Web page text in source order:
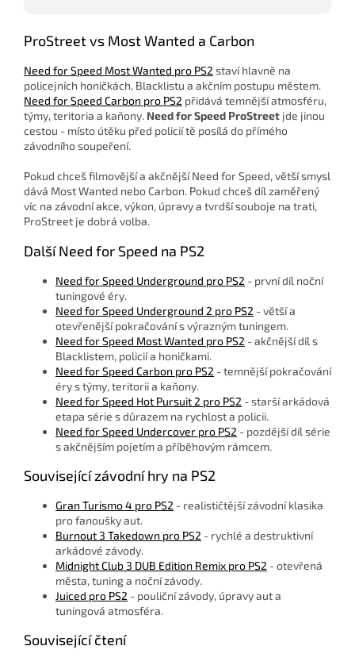
ProStreet vs Most Wanted a Carbon
Need for Speed Most Wanted pro PS2 staví hlavně na
policejních honičkách, Blacklistu a akčním postupu městem.
Need for Speed Carbon pro PS2 přidává temnější atmosféru,
týmy, teritoria a kaňony. Need for Speed ProStreet jde jinou
cestou - místo útěku před policií tě posílá do přímého
závodního soupeření.
Pokud chceš filmovější a akčnější Need for Speed, větší smysl
dává Most Wanted nebo Carbon. Pokud chceš díl zaměřený
víc na závodní akce, výkon, úpravy a tvrdší souboje na trati,
ProStreet je dobrá volba.
Další Need for Speed na PS2
Need for Speed Underground pro PS2 - první díl noční
tuningové éry.
Need for Speed Underground 2 pro PS2 - větší a
otevřenější pokračování s výrazným tuningem.
Need for Speed Most Wanted pro PS2 - akčnější díl s
Blacklistem, policií a honičkami.
Need for Speed Carbon pro PS2 - temnější pokračování
éry s týmy, teritorii a kaňony.
Need for Speed Hot Pursuit 2 pro PS2 - starší arkádová
etapa série s důrazem na rychlost a policii.
Need for Speed Undercover pro PS2 - pozdější díl série
s akčnějším pojetím a příběhovým rámcem.
Související závodní hry na PS2
Gran Turismo 4 pro PS2 - realističtější závodní klasika
pro fanoušky aut.
Burnout 3 Takedown pro PS2 - rychlé a destruktivní
arkádové závody.
Midnight Club 3 DUB Edition Remix pro PS2 - otevřená
města, tuning a noční závody.
Juiced pro PS2 - pouliční závody, úpravy aut a
tuningová atmosféra.
Související čtení